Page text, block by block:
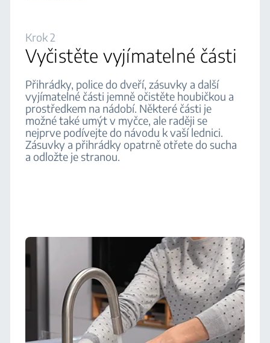
Krok 2
Vyčistěte vyjímatelné části
Přihrádky, police do dveří, zásuvky a další
vyjímatelné části jemně očistěte houbičkou a
prostředkem na nádobí. Některé části je
možné také umýt v myčce, ale raději se
nejprve podívejte do návodu k vaší lednici.
Zásuvky a přihrádky opatrně otřete do sucha
a odložte je stranou.